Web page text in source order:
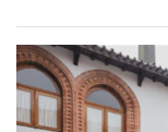
gaiense
apresenta
o
livro